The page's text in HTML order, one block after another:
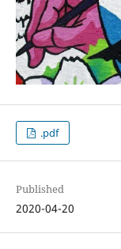
.pdf
Published
2020-04-20